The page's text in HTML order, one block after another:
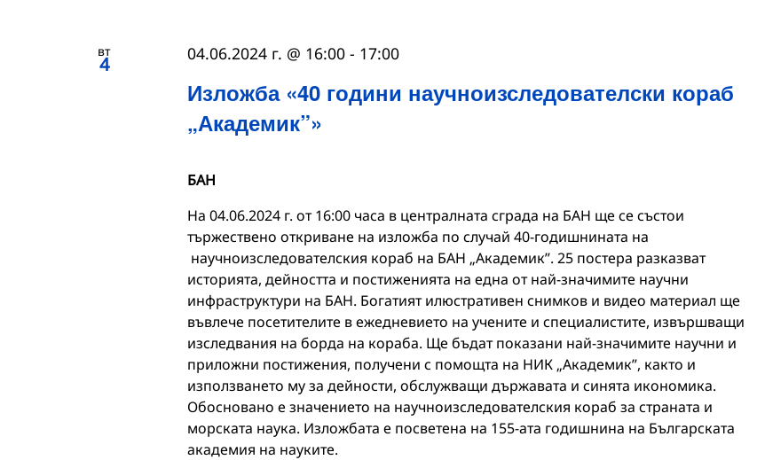
вт
4
Изложба «40 години научноизследователски кораб
„Академик”»
04.06.2024 г. @ 16:00- 17:00
БАН
На 04.06.2024 г. от 16:00 часа в централната сграда на БАН ще се състои
тържествено откриване на изложба по случай 40-годишнината на
научноизследователския кораб на БАН „Академик”. 25 постера разказват
историята, дейността и постиженията на една от най-значимите научни
инфраструктури на БАН. Богатият илюстративен снимков и видео материал ще
въвлече посетителите в ежедневието на учените и специалистите, извършващи
изследвания на борда на кораба. Ще бъдат показани най-значимите научни и
приложни постижения, получени с помощта на НИК „Академик”, както и
използването му за дейности, обслужващи държавата и синята икономика.
Обосновано е значението на научноизследователския кораб за страната и
морската наука. Изложбата е посветена на 155-ата годишнина на Българската
академия на науките.